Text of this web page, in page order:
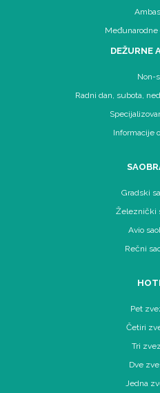
Međunarodne
DEŽURNE
Non-
Radni dan, subota,
Informacije
Gradski
Železnički
Avio
Rečni
Pet
Četiri
Tri
Dve
Jedna